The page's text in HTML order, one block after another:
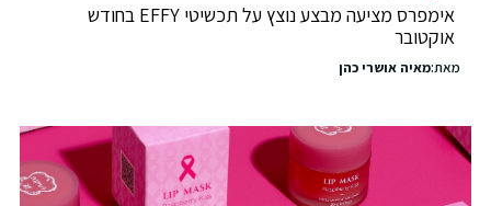
אימפרס מציעה מבצע נוצץ על תכשיטי EFFY בחודש
אוקטובר
מאת:מאיה אושרי כהן